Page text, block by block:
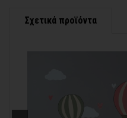
Σχετικά προϊόντα